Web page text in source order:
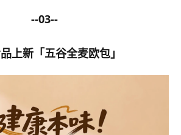
--03--
上新 「五谷全麦欧包」